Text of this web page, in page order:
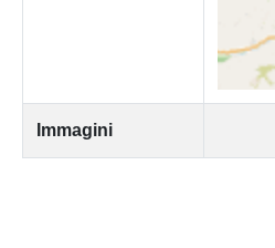
Immagini